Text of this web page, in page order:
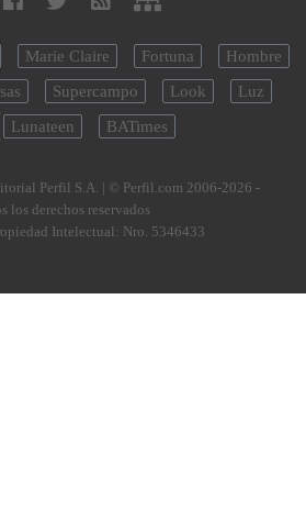
Marie Claire Fortuna
Hombre
Supercampo Look
Luz
Lunateen BATimes
Perfil S.A. | © Perfil.com 2006-2026 -
los derechos reservados
Intelectual: Nro. 5346433